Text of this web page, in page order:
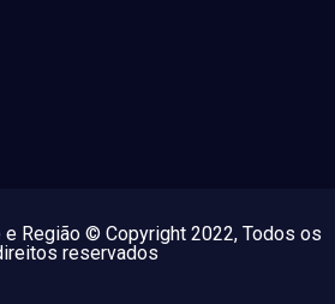
Região © Copyright 2022, Todos os
reservados